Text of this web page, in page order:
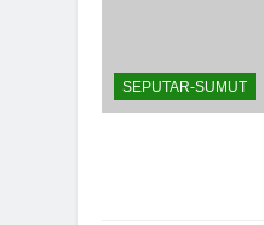
SEPUTAR-SUMUT